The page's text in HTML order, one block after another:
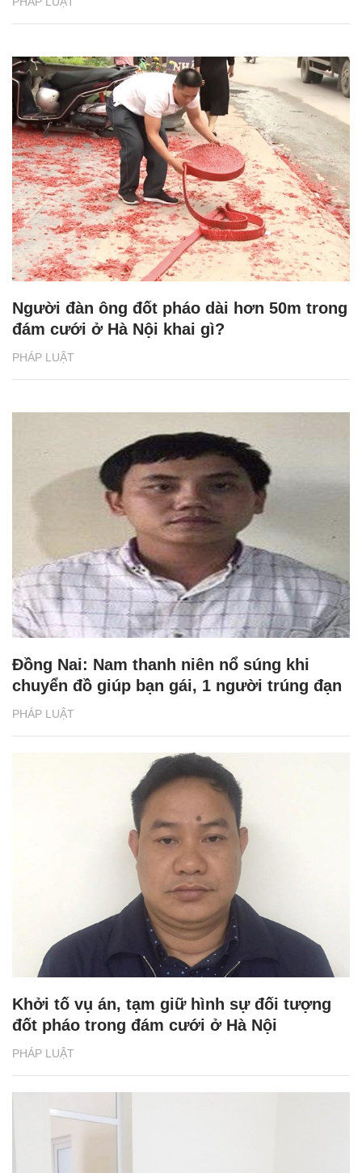
PHÁP LUẬT
Người đàn ông đốt pháo dài hơn 50m trong
đám cưới ở Hà Nội khai gì?
PHÁP LUẬT
Đồng Nai: Nam thanh niên nổ súng khi
chuyển đồ giúp bạn gái, 1 người trúng đạn
PHÁP LUẬT
Khởi tố vụ án, tạm giữ hình sự đối tượng
đốt pháo trong đám cưới ở Hà Nội